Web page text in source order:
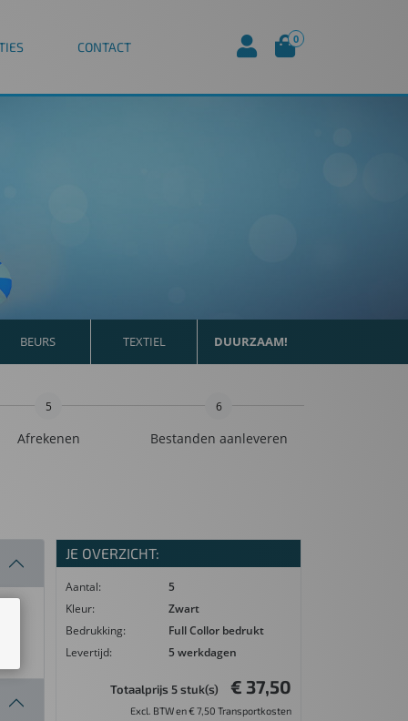
CONTACT
0
BEURS TEXTIEL DUURZAAM!
5
Afrekenen
6
Bestanden aanleveren
JE OVERZICHT:
Aantal:
5
Kleur:
Zwart
Bedrukking:
Full Collor bedrukt
Levertijd:
5 werkdagen
Totaalprijs 5 stuk(s) € 37,50
Excl. BTW en € 7,50 Transportkosten